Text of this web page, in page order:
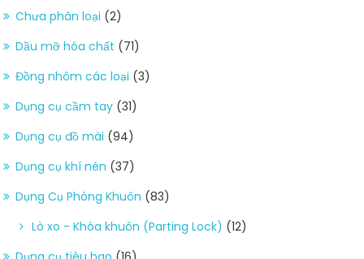
Chưa phân loại (2)
Dầu mỡ hóa chất (71)
Đồng nhôm các loại (3)
Dụng cụ cầm tay (31)
Dụng cụ đồ mài (94)
Dụng cụ khí nén (37)
Dụng Cụ Phòng Khuôn (83)
Lò xo - Khóa khuôn (Parting Lock) (12)